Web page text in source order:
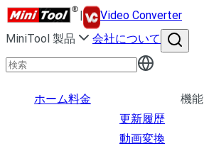
|
Video Converter
MiniTool 製品
会社について
ホーム料金
機能
更新履歴
動画変換